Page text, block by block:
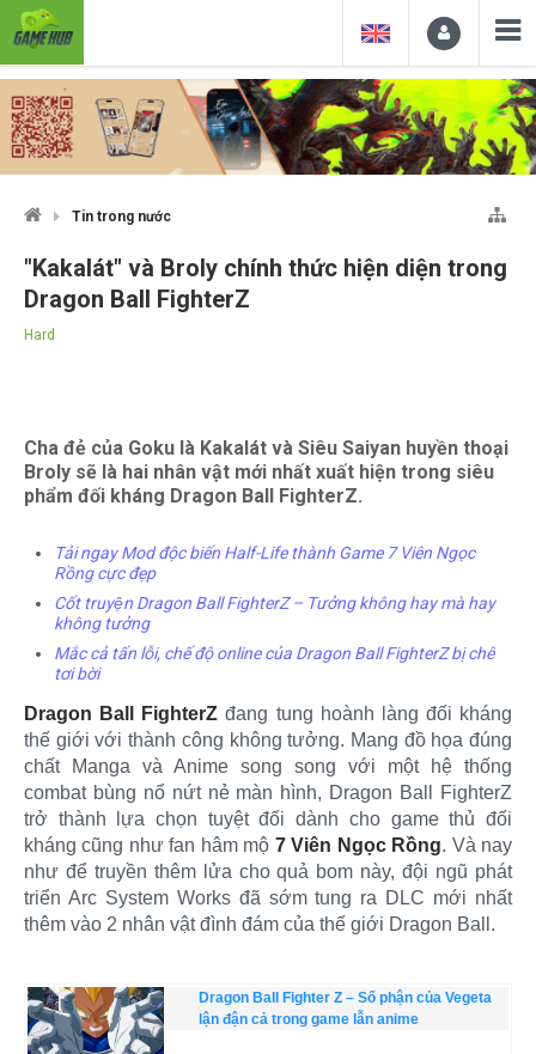
Tin trong nước
"Kakalát" và Broly chính thức hiện diện trong
Dragon Ball FighterZ
Hard
Cha đẻ của Goku là Kakalát và Siêu Saiyan huyền thoại
Broly sẽ là hai nhân vật mới nhất xuất hiện trong siêu
phẩm đối kháng Dragon Ball FighterZ.
Tải ngay Mod độc biến Half-Life thành Game 7 Viên Ngọc
Rồng cực đẹp
Cốt truyện Dragon Ball FighterZ – Tưởng không hay mà hay
không tưởng
Mắc cả tấn lỗi, chế độ online của Dragon Ball FighterZ bị chê
tơi bời
Dragon Ball FighterZ đang tung hoành làng đối kháng
thế giới với thành công không tưởng. Mang đồ họa đúng
chất Manga và Anime song song với một hệ thống
combat bùng nổ nứt nẻ màn hình, Dragon Ball FighterZ
trở thành lựa chọn tuyệt đối dành cho game thủ đối
kháng cũng như fan hâm mộ 7 Viên Ngọc Rồng. Và nay
như để truyền thêm lửa cho quả bom này, đội ngũ phát
triển Arc System Works đã sớm tung ra DLC mới nhất
thêm vào 2 nhân vật đình đám của thế giới Dragon Ball.
Dragon Ball Fighter Z – Số phận của Vegeta
lận đận cả trong game lẫn anime